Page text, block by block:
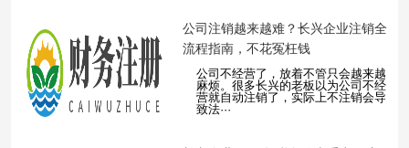
​公司注销越来越难？长兴企业注销全
流程指南，不花冤枉钱
公司不经营了，放着不管只会越来越
麻烦。很多长兴的老板以为公司不经
营就自动注销了，实际上不注销会导
致法···